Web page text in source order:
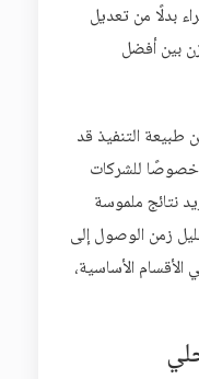
بدلًا من تعديل
بين أفضل
طبيعة التنفيذ قد
للشركات
نتائج ملموسة
زمن الوصول إلى
الأساسية،